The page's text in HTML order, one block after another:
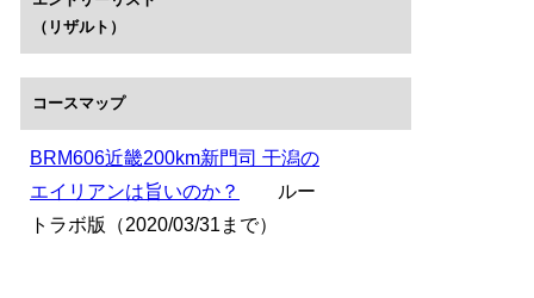
（リザルト）
コースマップ
BRM606近畿200km新門司 干潟の
エイリアンは旨いのか？
ルー
トラボ版（2020/03/31まで）